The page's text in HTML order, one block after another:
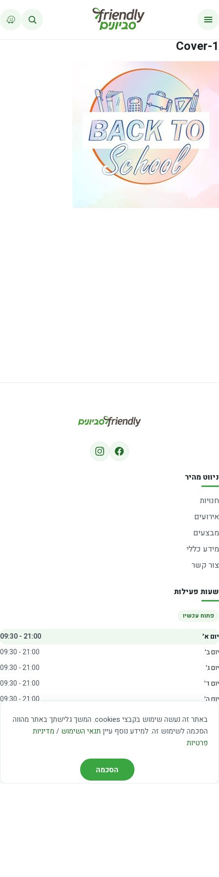
באתר זה נעשה שימוש בקבצי cookies. המשך גלישתך באתר מהווה
הסכמה לשימוש זה. למידע נוסף עיין תנאי השימוש / מדיניות
פרטיות
הסכמה
Cover-1
ניווט מהיר
חנויות
אירועים
מבצעים
מידע כללי
צור קשר
שעות פעילות
פתוח עכשיו
יום א׳
09:30 - 21:00
יום ב׳
09:30 - 21:00
יום ג׳
09:30 - 21:00
יום ד׳
09:30 - 21:00
יום ה׳
09:30 - 21:00
09:00 - 15:00
שבת
20:00 - 23:00